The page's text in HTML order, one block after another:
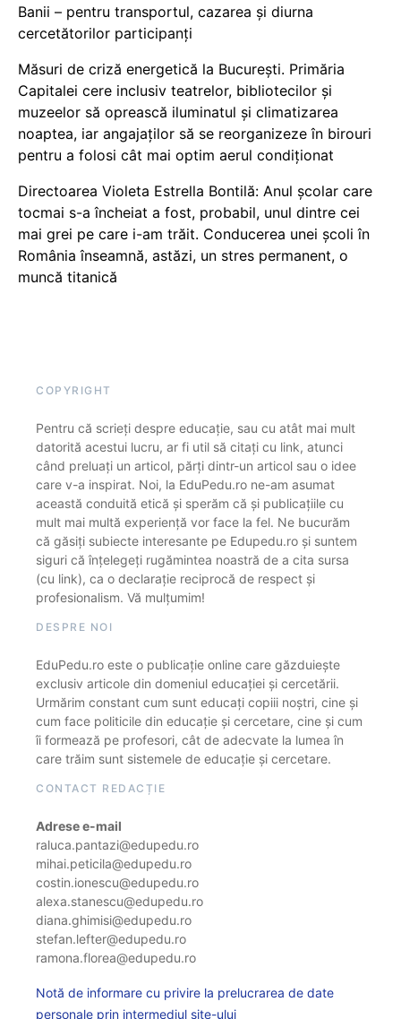
Banii – pentru transportul, cazarea și diurna
cercetătorilor participanți
Măsuri de criză energetică la București. Primăria
Capitalei cere inclusiv teatrelor, bibliotecilor și
muzeelor să oprească iluminatul și climatizarea
noaptea, iar angajaților să se reorganizeze în birouri
pentru a folosi cât mai optim aerul condiționat
Directoarea Violeta Estrella Bontilă: Anul școlar care
tocmai s-a încheiat a fost, probabil, unul dintre cei
mai grei pe care i-am trăit. Conducerea unei școli în
România înseamnă, astăzi, un stres permanent, o
muncă titanică
COPYRIGHT
Pentru că scrieți despre educație, sau cu atât mai mult
datorită acestui lucru, ar fi util să citați cu link, atunci
când preluați un articol, părți dintr-un articol sau o idee
care v-a inspirat. Noi, la EduPedu.ro ne-am asumat
această conduită etică și sperăm că și publicațiile cu
mult mai multă experiență vor face la fel. Ne bucurăm
că găsiți subiecte interesante pe Edupedu.ro și suntem
siguri că înțelegeți rugămintea noastră de a cita sursa
(cu link), ca o declarație reciprocă de respect și
profesionalism. Vă mulțumim!
DESPRE NOI
EduPedu.ro este o publicație online care găzduiește
exclusiv articole din domeniul educației și cercetării.
Urmărim constant cum sunt educați copiii noștri, cine și
cum face politicile din educație și cercetare, cine și cum
îi formează pe profesori, cât de adecvate la lumea în
care trăim sunt sistemele de educație și cercetare.
CONTACT REDACȚIE
Adrese e-mail
raluca.pantazi@edupedu.ro
mihai.peticila@edupedu.ro
costin.ionescu@edupedu.ro
alexa.stanescu@edupedu.ro
diana.ghimisi@edupedu.ro
stefan.lefter@edupedu.ro
ramona.florea@edupedu.ro
Notă de informare cu privire la prelucrarea de date
personale prin intermediul site-ului